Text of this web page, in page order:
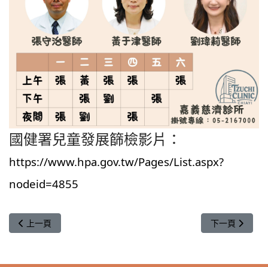
國健署兒童發展篩檢影片：
https://www.hpa.gov.tw/Pages/List.aspx?
nodeid=4855
上一篇文章: 【休診】2025年12月25日(週四)適逢行憲紀念日，本
上一頁 下一篇文章:
下一頁